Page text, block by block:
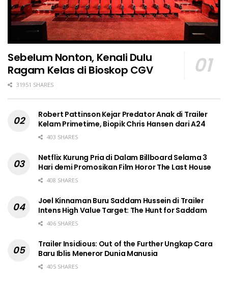
Sebelum Nonton, Kenali Dulu
Ragam Kelas di Bioskop CGV
31951 SHARES
Robert Pattinson Kejar Predator Anak di Trailer
Kelam Primetime, Biopik Chris Hansen dari A24
403 SHARES
Netflix Kurung Pria di Dalam Billboard Selama 3
Hari demi Promosikan Film Horor The Last House
408 SHARES
Joel Kinnaman Buru Saddam Hussein di Trailer
Intens High Value Target: The Hunt for Saddam
406 SHARES
Trailer Insidious: Out of the Further Ungkap Cara
Baru Iblis Meneror Dunia Manusia
405 SHARES